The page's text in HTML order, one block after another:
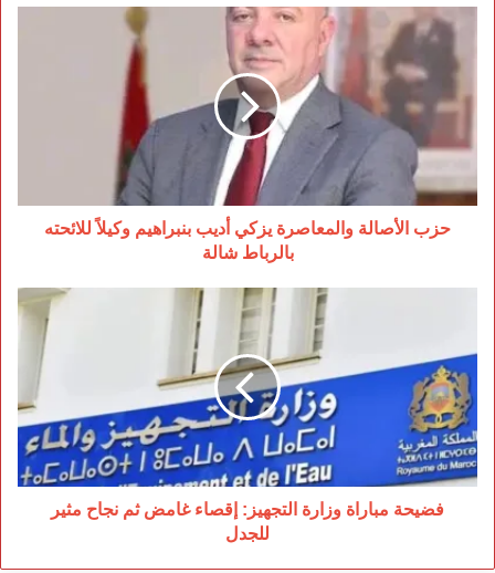
حزب
الأصالة
والمعاصرة
يزكي
أديب
بنبراهيم
وكيلاً
للائحته
بالرباط
شالة
حزب الأصالة والمعاصرة يزكي أديب بنبراهيم وكيلاً للائحته
بالرباط شالة
فضيحة
التجهيز:
إقصاء
غامض
ثم
نجاح
مثير
للجدل
فضيحة مباراة وزارة التجهيز: إقصاء غامض ثم نجاح مثير
للجدل